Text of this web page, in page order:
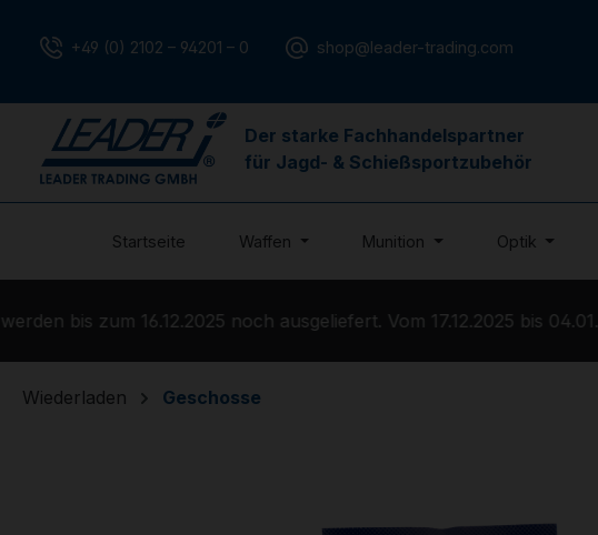
+49 (0) 2102 – 94201 – 0 shop@leader-trading.com
Der starke Fachhandelspartner
für Jagd- & Schießsportzubehör
Startseite Waffen Munition Optik
bis zum 16.12.2025 noch ausgeliefert. Vom 17.12.2025 bis
Wiederladen Geschosse